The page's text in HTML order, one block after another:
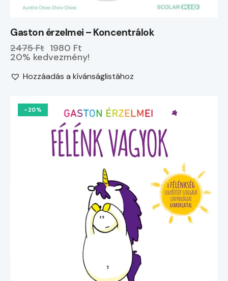
Gaston érzelmei – Koncentrálok
2475 Ft 1980 Ft
20% kedvezmény!
Hozzáadás a kívánságlistához
-20%